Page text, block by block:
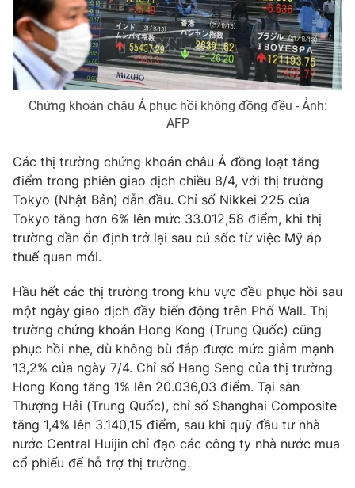
THỜI BÁO VTV
Cơ quan chủ quản:Đài Truyền hình Việt Nam
Cơ quan báo chí:Thời báo VTV
Giấy phép hoạt động báo in và báo điện tử số 483/GP-BTTTT
cấp ngày 29/12/2023
Tổng Biên tập:Vũ Thanh Thủy
Phó Tổng Biên tập:
Nguyễn Trọng Ninh
Tổng đài VTV:024.38 355 931 - 024.38 355 932
Ðiện thoại Thời báo VTV:024.66 897 897
Email: toasoan@vtv.vn
Liên hệ quảng cáo:024-7300.7108
Chứng khoán châu Á phục hồi không đồng đều - Ảnh:
AFP
Các thị trường chứng khoán châu Á đồng loạt tăng
điểm trong phiên giao dịch chiều 8/4, với thị trường
Tokyo (Nhật Bản) dẫn đầu. Chỉ số Nikkei 225 của
Tokyo tăng hơn 6% lên mức 33.012,58 điểm, khi thị
trường dần ổn định trở lại sau cú sốc từ việc Mỹ áp
thuế quan mới.
Hầu hết các thị trường trong khu vực đều phục hồi sau
một ngày giao dịch đầy biến động trên Phố Wall. Thị
trường chứng khoán Hong Kong (Trung Quốc) cũng
phục hồi nhẹ, dù không bù đắp được mức giảm mạnh
13,2% của ngày 7/4. Chỉ số Hang Seng của thị trường
Hong Kong tăng 1% lên 20.036,03 điểm. Tại sàn
Thượng Hải (Trung Quốc), chỉ số Shanghai Composite
tăng 1,4% lên 3.140,15 điểm, sau khi quỹ đầu tư nhà
nước Central Huijin chỉ đạo các công ty nhà nước mua
cổ phiếu để hỗ trợ thị trường.